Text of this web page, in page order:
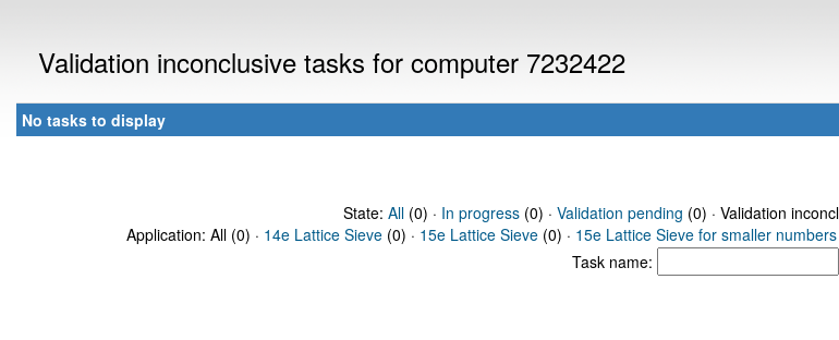
Validation inconclusive tasks for computer 7232422
No tasks to display
State: All(0) · In progress(0) · Validation pending (0) · Validation
Application: All (0) · 14e Lattice Sieve (0) · 15e Lattice Sieve (0) · 15e Lattice Sieve for smaller numbers
Task name: